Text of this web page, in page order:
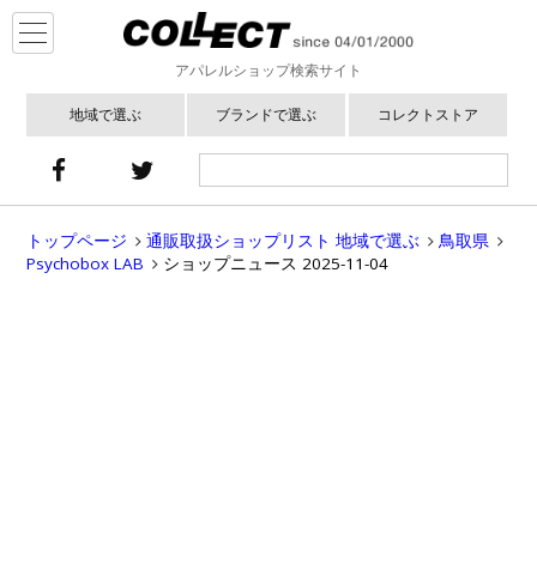
アパレルショップ検索サイト
地域で選ぶ ブランドで選ぶ コレクトストア
トップページ 通販取扱ショップリスト 地域で選ぶ
鳥取県
Psychobox LAB
ショップニュース 2025-11-04